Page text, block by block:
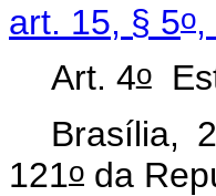
art. 15, § 5o
Art. 4o
Brasília,
121o da